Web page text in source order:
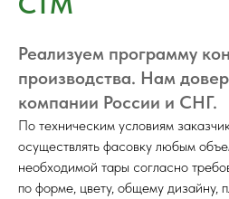
Реализуем программу
производства. Нам
компании России и СНГ.
По техническим условиям
осуществлять фасовку любым
необходимой тары согласно
по форме, цвету, общему дизайну,